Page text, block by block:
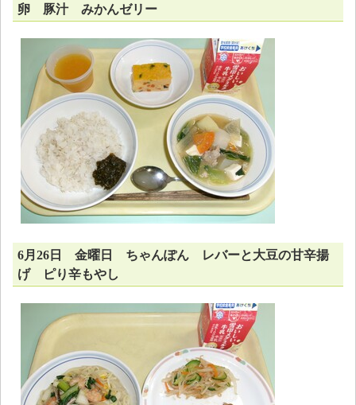
卵 豚汁 みかんゼリー
6月26日 金曜日 ちゃんぽん レバーと大豆の甘辛揚
げ ピり辛もやし